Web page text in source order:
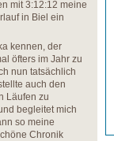
mit 3:12:12 meine
in Biel ein
kennen, der
öfters im Jahr zu
nun tatsächlich
auch den
Läufen zu
begleitet mich
so meine
Chronik